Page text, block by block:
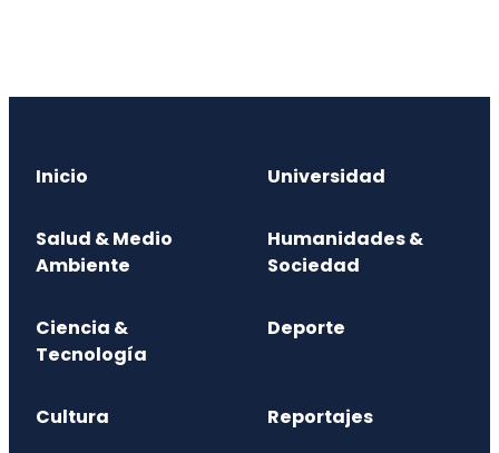
Inicio Universidad
Salud & Medio
Ambiente
Humanidades &
Sociedad
Ciencia &
Tecnología
Deporte
Cultura Reportajes